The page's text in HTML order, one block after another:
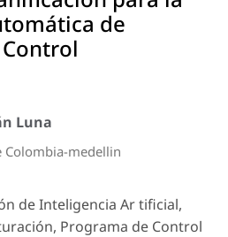
de
Luna
Colombia-medellin
de Inteligencia Ar tificial,
Programa de Control